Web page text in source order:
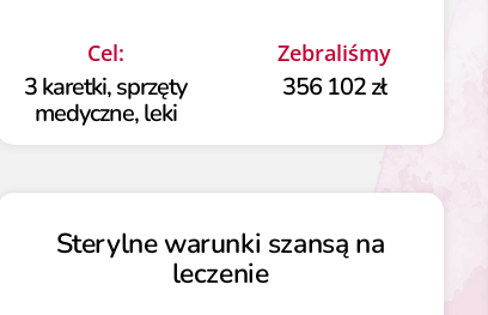
Cel:
3 karetki, sprzęty
medyczne, leki
Zebraliśmy
356 102 zł
Sterylne warunki szansą na
leczenie